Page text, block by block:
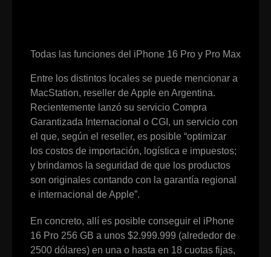
Todas las funciones del iPhone 16 Pro y Pro Max
Entre los distintos locales se puede mencionar a
MacStation, reseller de Apple en Argentina.
Recientemente lanzó su servicio Compra
Garantizada Internacional o CGI, un servicio con
el que, según el reseller, es posible “optimizar
los costos de importación, logística e impuestos;
y brindamos la seguridad de que los productos
son originales contando con la garantía regional
e internacional de Apple”.
En concreto, allí es posible conseguir el iPhone
16 Pro 256 GB a unos $2.999.999 (alrededor de
2500 dólares) en una o hasta en 18 cuotas fijas,